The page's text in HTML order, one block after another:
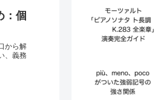
：個
から解
、義務